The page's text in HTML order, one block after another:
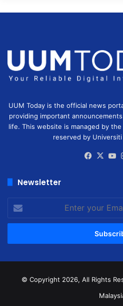
UUM Today is the official news
providing important
life. This website is managed by
reserved by Universiti
X
Newsletter
your
Email
© Copyright 2026, All Rights